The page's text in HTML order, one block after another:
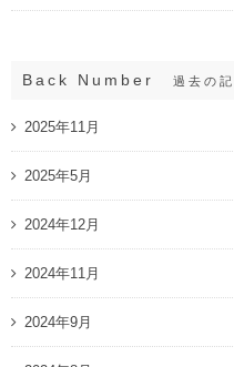
Back Number 過去の
2025年11月
2025年5月
2024年12月
2024年11月
2024年9月